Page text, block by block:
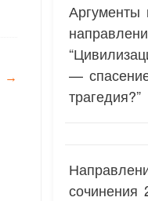
→
Аргументы
—
трагедия?”
сочинения